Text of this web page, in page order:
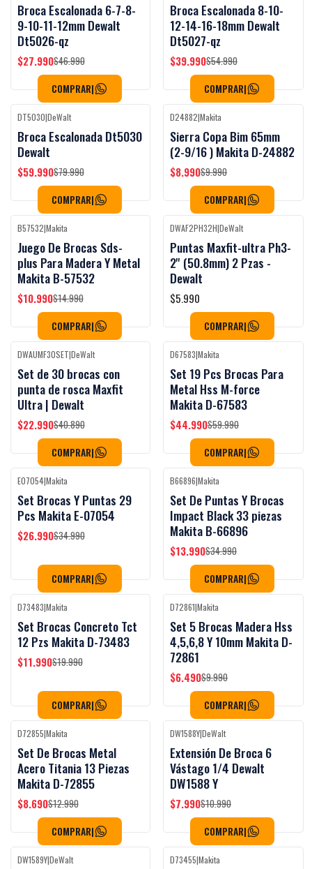
Broca Escalonada 6-7-8-
9-10-11-12mm Dewalt
Dt5026-qz
$27.990$46.990
COMPRAR|
Broca Escalonada 8-10-
12-14-16-18mm Dewalt
Dt5027-qz
$39.990$54.990
COMPRAR|
-25%OFF
DT5030|DeWalt
Broca Escalonada Dt5030
Dewalt
$59.990$79.990
COMPRAR|
-10%OFF
D24882|Makita
Sierra Copa Bim 65mm
(2-9/16 ) Makita D-24882
$8.990$9.990
COMPRAR|
-27%OFF
B57532|Makita
Juego De Brocas Sds-
plus Para Madera Y Metal
Makita B-57532
$10.990$14.990
COMPRAR|
DWAF2PH32H|DeWalt
Puntas Maxfit-ultra Ph3-
2'' (50.8mm) 2 Pzas -
Dewalt
$5.990
COMPRAR|
-44%OFF
DWAUMF30SET|DeWalt
Set de 30 brocas con
punta de rosca Maxfit
Ultra | Dewalt
$22.990$40.890
COMPRAR|
-25%OFF
D67583|Makita
Set 19 Pcs Brocas Para
Metal Hss M-force
Makita D-67583
$44.990$59.990
COMPRAR|
-23%OFF
E07054|Makita
Set Brocas Y Puntas 29
Pcs Makita E-07054
$26.990$34.990
COMPRAR|
-60%OFF
B66896|Makita
Set De Puntas Y Brocas
Impact Black 33 piezas
Makita B-66896
$13.990$34.990
COMPRAR|
-40%OFF
D73483|Makita
Set Brocas Concreto Tct
12 Pzs Makita D-73483
$11.990$19.990
COMPRAR|
-35%OFF
D72861|Makita
Set 5 Brocas Madera Hss
4,5,6,8 Y 10mm Makita D-
72861
$6.490$9.990
COMPRAR|
-33%OFF
D72855|Makita
Set De Brocas Metal
Acero Titania 13 Piezas
Makita D-72855
$8.690$12.990
COMPRAR|
-27%OFF
DW1588Y|DeWalt
Extensión De Broca 6
Vástago 1/4 Dewalt
DW1588 Y
$7.990$10.990
COMPRAR|
-31%OFF
DW1589Y|DeWalt -47%OFF
D73455|Makita